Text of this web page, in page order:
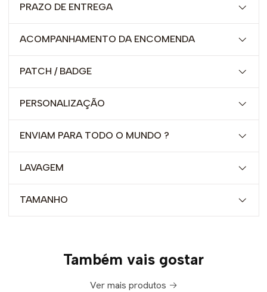
PRAZO DE ENTREGA
ACOMPANHAMENTO DA ENCOMENDA
PATCH / BADGE
PERSONALIZAÇÃO
ENVIAM PARA TODO O MUNDO ?
LAVAGEM
TAMANHO
Também vais gostar
Ver mais produtos